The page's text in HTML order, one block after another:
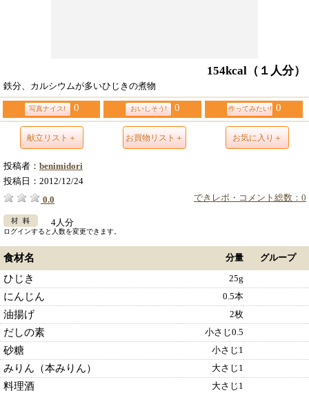
154kcal （１人分）
鉄分、カルシウムが多いひじきの煮物
写真ナイス! 0 おいしそう! 0 作ってみたい! 0
献立リスト＋ お買物リスト＋ お気に入り＋
投稿者： benimidori
投稿日： 2012/12/24
できレポ・コメント総数：0
0.0
4人分
ログインすると人数を変更できます。
食材名 分量 グループ
ひじき 25g
にんじん 0.5本
油揚げ 2枚
だしの素 小さじ0.5
砂糖 小さじ1
みりん（本みりん） 大さじ1
料理酒 大さじ1